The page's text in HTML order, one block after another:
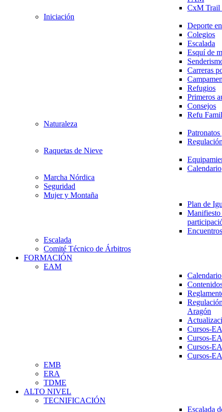
CxM
Iniciación
Deporte
Colegios
Escalada
Esquí de
Carreras
Refugios
Primeros
Consejos
Refu
Naturaleza
Raquetas de Nieve
Calendario
Marcha Nórdica
Seguridad
Mujer y Montaña
Plan de
Escalada
Comité Técnico de Árbitros
FORMACIÓN
EAM
Aragón
Cursos-
Cursos-
Cursos-
Cursos-
EMB
ERA
TDME
ALTO NIVEL
TECNIFICACIÓN
Escalada